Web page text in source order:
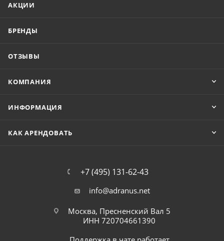
АКЦИИ
БРЕНДЫ
ОТЗЫВЫ
КОМПАНИЯ
ИНФОРМАЦИЯ
КАК АРЕНДОВАТЬ
+7 (495) 131-62-43
info@adranus.net
Москва, Пресненский Вал 5
ИНН 720704661390